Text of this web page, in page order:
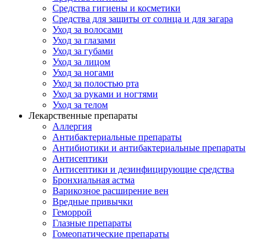
Средства гигиены и косметики
Средства для защиты от солнца и для загара
Уход за волосами
Уход за глазами
Уход за губами
Уход за лицом
Уход за ногами
Уход за полостью рта
Уход за руками и ногтями
Уход за телом
Лекарственные препараты
Аллергия
Антибактериальные препараты
Антибиотики и антибактериальные препараты
Антисептики
Антисептики и дезинфицирующие средства
Бронхиальная астма
Варикозное расширение вен
Вредные привычки
Геморрой
Глазные препараты
Гомеопатические препараты